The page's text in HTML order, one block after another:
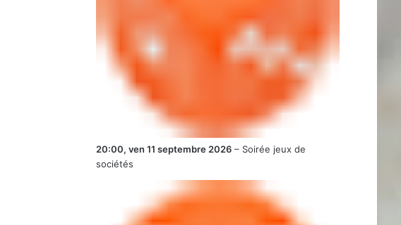
20:00, ven 11 septembre 2026 – Soirée jeux de
sociétés